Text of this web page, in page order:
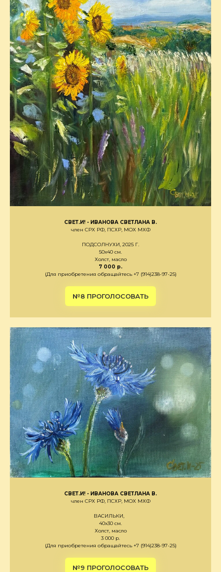
СВЕТ.И! - ИВАНОВА СВЕТЛАНА В.
член СРХ РФ, ПСХР, МОХ МХФ
ПОДСОЛНУХИ, 2025 Г.
50х40 см.
Холст, масло
7 000 р.
(Для приобретения обращайтесь +7 (914)238-97-25)
№8 ПРОГОЛОСОВАТЬ
СВЕТ.И! - ИВАНОВА СВЕТЛАНА В.
член СРХ РФ, ПСХР, МОХ МХФ
ВАСИЛЬКИ,
40х30 см.
Холст, масло
3 000 р.
(Для приобретения обращайтесь +7 (914)238-97-25)
№9 ПРОГОЛОСОВАТЬ